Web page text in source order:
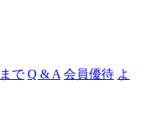
ャ
で Q & A 会員優待 よ